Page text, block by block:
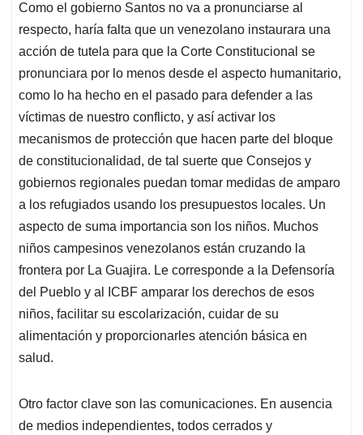
Como el gobierno Santos no va a pronunciarse al
respecto, haría falta que un venezolano instaurara una
acción de tutela para que la Corte Constitucional se
pronunciara por lo menos desde el aspecto humanitario,
como lo ha hecho en el pasado para defender a las
víctimas de nuestro conflicto, y así activar los
mecanismos de protección que hacen parte del bloque
de constitucionalidad, de tal suerte que Consejos y
gobiernos regionales puedan tomar medidas de amparo
a los refugiados usando los presupuestos locales. Un
aspecto de suma importancia son los niños. Muchos
niños campesinos venezolanos están cruzando la
frontera por La Guajira. Le corresponde a la Defensoría
del Pueblo y al ICBF amparar los derechos de esos
niños, facilitar su escolarización, cuidar de su
alimentación y proporcionarles atención básica en
salud.
Otro factor clave son las comunicaciones. En ausencia
de medios independientes, todos cerrados y